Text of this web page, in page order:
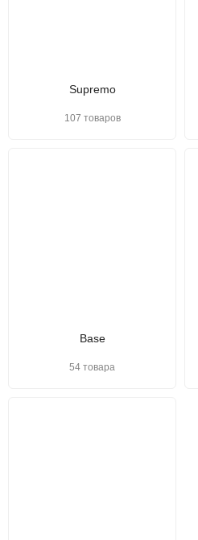
Supremo
107 товаров
Base
54 товара